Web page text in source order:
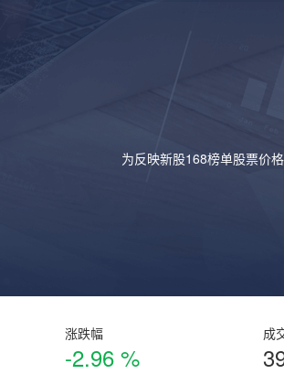
为反映新股168榜单股票价
涨跌幅
-2.96 %
成